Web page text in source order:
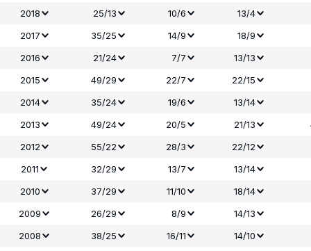
2018
25/13 10/6
13/4
2017
35/25 14/9
18/9
2016
21/24 7/7
13/13
2015
49/29 22/7
22/15
2014
35/24 19/6
13/14
2013
49/24 20/5 21/13
2012
55/22 28/3
22/12
2011
32/29 13/7 13/14
2010
37/29 11/10 18/14
2009
26/29 8/9 14/13
2008
38/25 16/11 14/10